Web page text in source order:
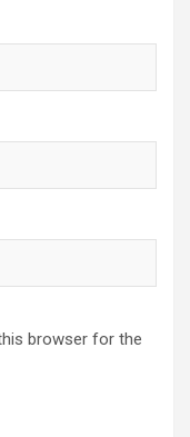
browser for the